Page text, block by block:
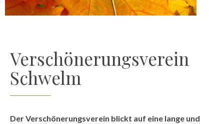
Verschönerungsverein
Schwelm
Der Verschönerungsverein blickt auf eine lange und